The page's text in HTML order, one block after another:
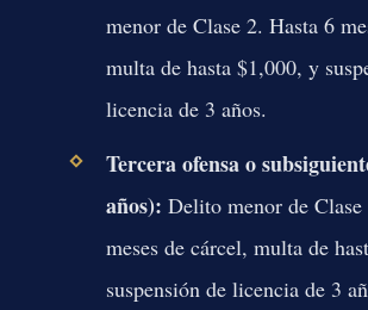
menor de Clase 2. Hasta 6
multa de hasta $1,000, y
licencia de 3 años.
Tercera ofensa o
años): Delito menor de
meses de cárcel, multa de
suspensión de licencia de 3